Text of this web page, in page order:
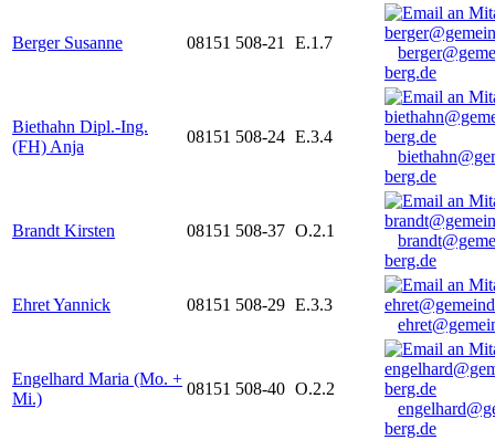
Berger Susanne 08151 508-21 E.1.7
berg.de
Biethahn Dipl.-Ing.
(FH) Anja
08151 508-24 E.3.4
berg.de
Brandt Kirsten 08151 508-37 O.2.1
berg.de
Ehret Yannick 08151 508-29 E.3.3
Engelhard Maria (Mo. +
Mi.)
08151 508-40 O.2.2
berg.de